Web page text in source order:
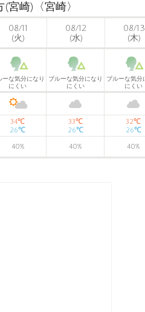
崎)〈宮崎〉
08/11
(火)
08/12
(水)
08/13
(木)
ーな気分になり
にくい
ブルーな気分になり
にくい
ブルーな気分
にくい
34℃
26℃
33℃
26℃
32℃
26℃
40% 40% 40%